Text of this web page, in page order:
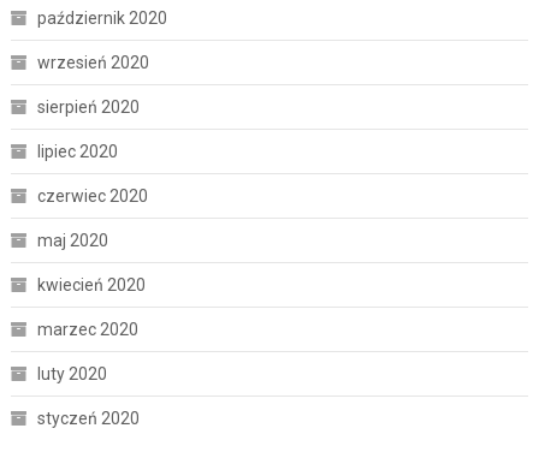
październik 2020
wrzesień 2020
sierpień 2020
lipiec 2020
czerwiec 2020
maj 2020
kwiecień 2020
marzec 2020
luty 2020
styczeń 2020